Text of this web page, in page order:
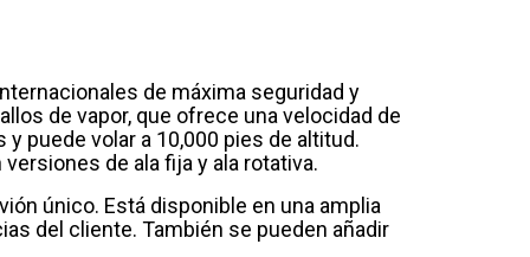
de máxima seguridad y
de vapor, que ofrece una velocidad de
puede volar a 10,000 pies de altitud.
de ala fija y ala rotativa.
único. Está disponible en una amplia
del cliente. También se pueden añadir